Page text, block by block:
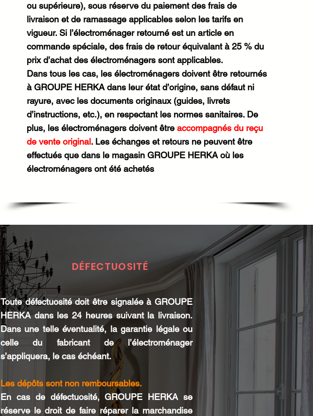
ou supérieure), sous réserve du paiement des frais de
livraison et de ramassage applicables selon les tarifs en
vigueur. Si l’électroménager retourné est un article en
commande spéciale, des frais de retour équivalant à 25 % du
prix d’achat des électroménagers sont applicables.
Dans tous les cas, les électroménagers doivent être retournés
à GROUPE HERKA dans leur état d’origine, sans défaut ni
rayure, avec les documents originaux (guides, livrets
d’instructions, etc.), en respectant les normes sanitaires. De
plus, les électroménagers doivent êtreaccompagnés du reçu
de vente original. Les échanges et retours ne peuvent être
effectués que dans le magasin GROUPE HERKA où les
électroménagers ont été achetés
DÉFECTUOSITÉ
Toute défectuosité doit être signalée à GROUPE
HERKA dans les 24 heures suivant la livraison.
Dans une telle éventualité, la garantie légale ou
celle du fabricant de l’électroménager
s’appliquera, le cas échéant.
Les dépôts sont non remboursables.
En cas de défectuosité, GROUPE HERKA se
réserve le droit de faire réparer la marchandise